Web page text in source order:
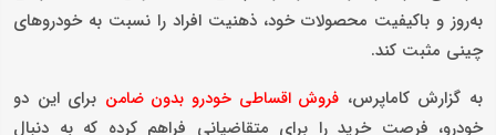
به‌روز و باکیفیت محصولات خود، ذهنیت افراد را نسبت به خودروهای
چینی مثبت کند.
به گزارش کاماپرس، فروش اقساطی خودرو بدون ضامن برای این دو
خودرو، فرصت خرید را برای متقاضیانی فراهم کرده که به دنبال